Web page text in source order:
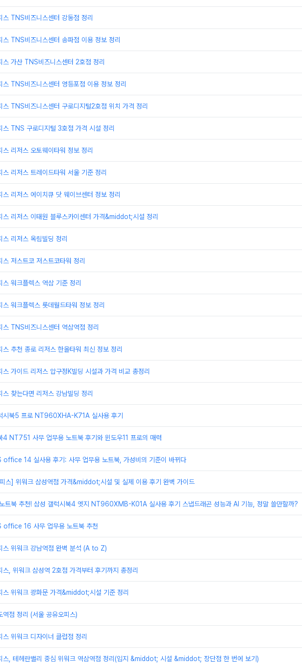
스 TNS비즈니스센터 강동점 정리
스 TNS비즈니스센터 송파점 이용 정보 정리
스 가산 TNS비즈니스센터 2호점 정리
스 TNS비즈니스센터 영등포점 이용 정보 정리
스 TNS비즈니스센터 구로디지털2호점 위치 가격 정리
스 TNS 구로디지털 3호점 가격 시설 정리
스 리저스 오토웨이타워 정보 정리
스 리저스 트레이드타워 서울 기준 정리
스 리저스 에이치큐 닷 웨이브센터 정보 정리
스 리저스 이태원 블루스카이센터 가격&middot;시설 정리
스 리저스 옥림빌딩 정리
스 저스트코 저스트코타워 정리
스 워크플렉스 역삼 기준 정리
스 워크플렉스 롯데월드타워 정보 정리
스 TNS비즈니스센터 역삼역점 정리
스 추천 종로 리저스 한올타워 최신 정보 정리
스 가이드 리저스 압구정K빌딩 시설과 가격 비교 총정리
스 찾는다면 리저스 강남빌딩 정리
시북5 프로 NT960XHA-K71A 실사용 후기
4 NT751 사무 업무용 노트북 후기와 윈도우11 프로의 매력
office 14 실사용 후기: 사무 업무용 노트북, 가성비의 기준이 바뀌다
스] 위워크 삼성역점 가격&middot;시설 및 실제 이용 후기 완벽 가이드
트북 추천! 삼성 갤럭시북4 엣지 NT960XMB-K01A 실사용 후기 스냅드래곤 성능과 AI 기능, 정말 쓸만할까?
office 16 사무 업무용 노트북 추천
스 위워크 강남역점 완벽 분석 (A to Z)
스, 위워크 삼성역 2호점 가격부터 후기까지 총정리
스 위워크 광화문 가격&middot;시설 기준 정리
역점 정리 (서울 공유오피스)
스 위워크 디자이너 클럽점 정리
스, 테헤란밸리 중심 위워크 역삼역점 정리(입지 &middot; 시설 &middot; 장단점 한 번에 보기)